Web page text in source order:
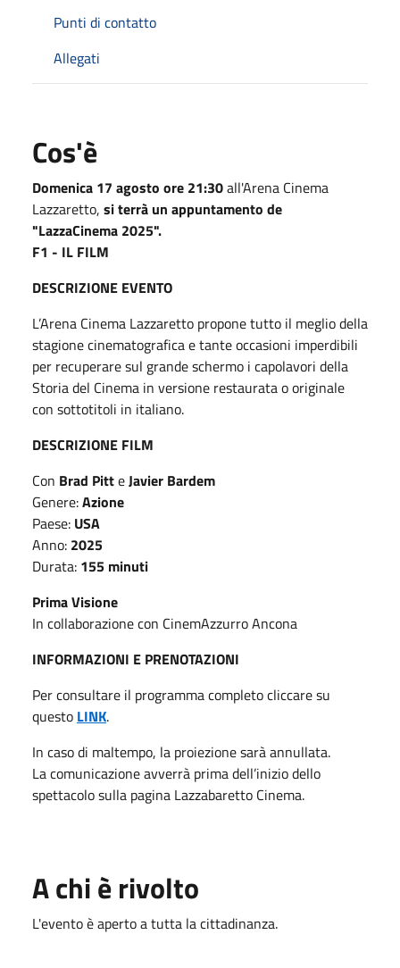
Punti di contatto
Allegati
Cos'è
Domenica 17 agosto ore 21:30all'Arena Cinema
Lazzaretto, si terrà un appuntamento de
"LazzaCinema 2025".
F1 - IL FILM
DESCRIZIONE EVENTO
L’Arena Cinema Lazzaretto propone tutto il meglio della
stagione cinematografica e tante occasioni imperdibili
per recuperare sul grande schermo i capolavori della
Storia del Cinema in versione restaurata o originale
con sottotitoli in italiano.
DESCRIZIONE FILM
Con Brad PitteJavier Bardem
Genere:Azione
Paese: USA
Anno: 2025
Durata: 155 minuti
Prima Visione
In collaborazione con CinemAzzurro Ancona
INFORMAZIONI E PRENOTAZIONI
Per consultare il programma completo cliccare su
questo LINK.
In caso di maltempo, la proiezione sarà annullata.
La comunicazione avverrà prima dell’inizio dello
spettacolo sulla pagina Lazzabaretto Cinema.
A chi è rivolto
L'evento è aperto a tutta la cittadinanza.